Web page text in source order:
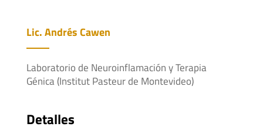
Lic. Andrés Cawen
Laboratorio de Neuroinflamación y Terapia
Génica (Institut Pasteur de Montevideo)
Detalles